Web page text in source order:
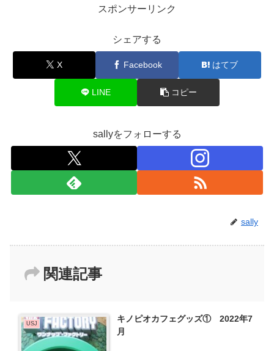
スポンサーリンク
シェアする
X Facebook はてブ
LINE コピー
sallyをフォローする
sally
関連記事
USJ
キノピオカフェグッズ① 2022年7
月